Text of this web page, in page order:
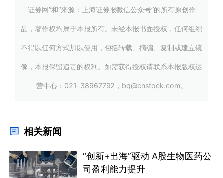
证券网”和“来源：上海证券报微信公众号”的所有原创作
品，著作权均属于本报所有。未经本报书面授权，任何组织
不得以任何方式加以使用，包括转载、摘编、复制或建立镜
像，本报保留追责的权利。如需获得授权请联系本报版权运
营中心：021-38967792，bq@cnstock.com。
相关新闻
“创新+出海”驱动 A股生物医药公
司盈利能力提升